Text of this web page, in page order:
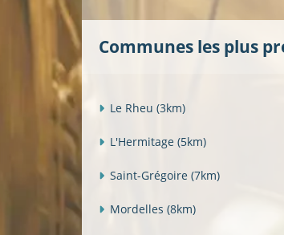
Communes les plus
Le Rheu (3km)
L'Hermitage (5km)
Saint-Grégoire (7km)
Mordelles (8km)